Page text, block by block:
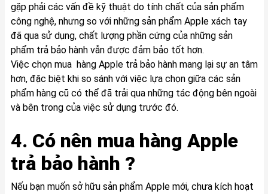
gặp phải các vấn đề kỹ thuật do tính chất của sản phẩm
công nghệ, nhưng so với những sản phẩm Apple xách tay
đã qua sử dụng, chất lượng phần cứng của những sản
phẩm trả bảo hành vẫn được đảm bảo tốt hơn.
Việc chọn mua hàng Apple trả bảo hành mang lại sự an tâm
hơn, đặc biệt khi so sánh với việc lựa chọn giữa các sản
phẩm hàng cũ có thể đã trải qua những tác động bên ngoài
và bên trong của việc sử dụng trước đó.
4. Có nên mua hàng Apple
trả bảo hành ?
Nếu bạn muốn sở hữu sản phẩm Apple mới, chưa kích hoạt